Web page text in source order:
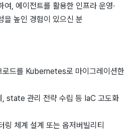
여, 에이전트를 활용한 인프라 운영·
을 높인 경험이 있으신 분
드를 Kubernetes로 마이그레이션한
state 관리 전략 수립 등 IaC 고도화
체계 설계 또는 옵저버빌리티